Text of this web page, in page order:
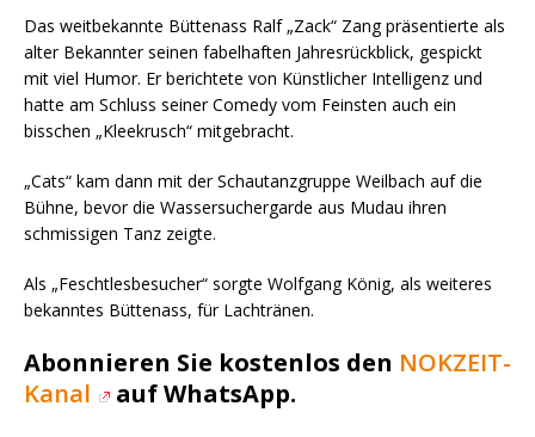
Das weitbekannte Büttenass Ralf „Zack“ Zang präsentierte als
alter Bekannter seinen fabelhaften Jahresrückblick, gespickt
mit viel Humor. Er berichtete von Künstlicher Intelligenz und
hatte am Schluss seiner Comedy vom Feinsten auch ein
bisschen „Kleekrusch“ mitgebracht.
„Cats“ kam dann mit der Schautanzgruppe Weilbach auf die
Bühne, bevor die Wassersuchergarde aus Mudau ihren
schmissigen Tanz zeigte.
Als „Feschtlesbesucher“ sorgte Wolfgang König, als weiteres
bekanntes Büttenass, für Lachtränen.
Abonnieren Sie kostenlos den NOKZEIT-
Kanal
auf WhatsApp.